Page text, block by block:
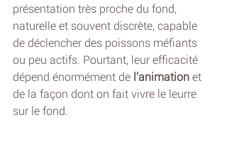
présentation très proche du fond,
naturelle et souvent discrète, capable
de déclencher des poissons méfiants
ou peu actifs. Pourtant, leur efficacité
dépend énormément de l’animation et
de la façon dont on fait vivre le leurre
sur le fond.